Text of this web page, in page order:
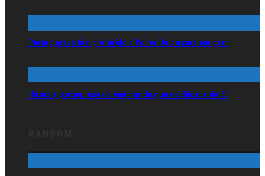
Portugueses têm preferido o Reino Unido para emigrar
Há mais portugueses a emigrar do que na década de 60